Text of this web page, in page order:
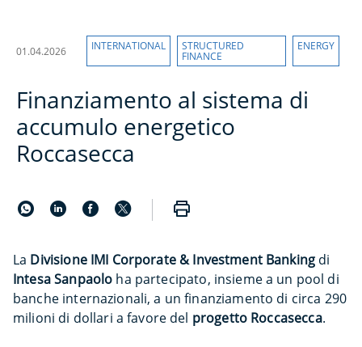
01.04.2026 INTERNATIONAL STRUCTURED
FINANCE
ENERGY
Finanziamento al sistema di
accumulo energetico
Roccasecca
La Divisione IMI Corporate & Investment Banking di
Intesa Sanpaolo ha partecipato, insieme a un pool di
banche internazionali, a un finanziamento di circa 290
milioni di dollari a favore del progetto Roccasecca.